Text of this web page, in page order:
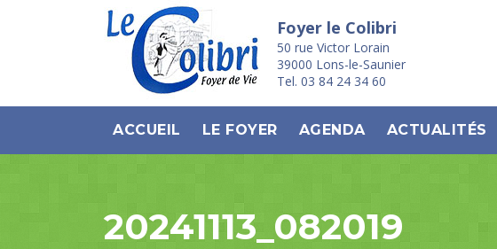
Foyer le Colibri
50 rue Victor Lorain
39000 Lons-le-Saunier
Tel. 03 84 24 34 60
ACCUEIL LE FOYER AGENDA ACTUALITÉS
20241113_082019